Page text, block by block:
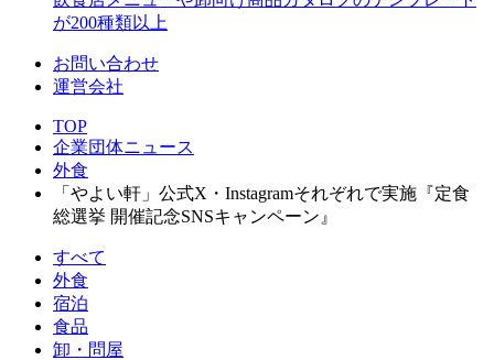
が200種類以上
お問い合わせ
運営会社
TOP
企業団体ニュース
外食
「やよい軒」公式X・Instagramそれぞれで実施『定食
総選挙 開催記念SNSキャンペーン』
すべて
外食
宿泊
食品
卸・問屋